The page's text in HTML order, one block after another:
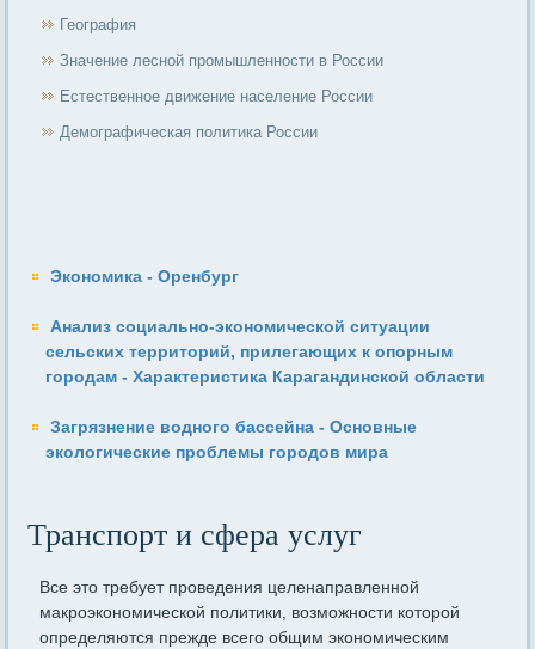
География
Значение лесной промышленности в России
Естественное движение население России
Демографическая политика России
Экономика - Оренбург
Анализ социально-экономической ситуации
сельских территорий, прилегающих к опорным
городам - Характеристика Карагандинской области
Загрязнение водного бассейна - Основные
экологические проблемы городов мира
Транспорт и сфера услуг
Все это требует проведения целенаправленной
макроэкономиче­ской политики, возможности которой
определяются прежде всего общим экономическим